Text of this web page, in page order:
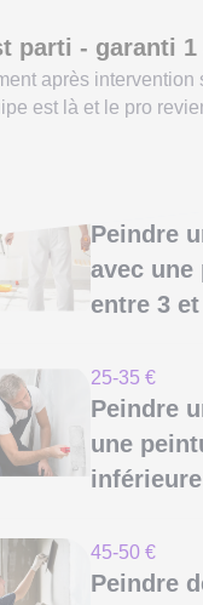
parti - garanti 1
après
est là et le pro
Peindre
avec une
entre 3
25-35 €
Peindre
une
45-50 €
Peindre